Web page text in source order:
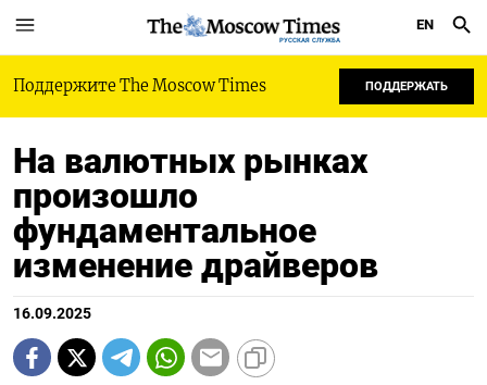
РУССКАЯ СЛУЖБА
EN
Поддержите The Moscow Times ПОДДЕРЖАТЬ
На валютных рынках
произошло
фундаментальное
изменение драйверов
16.09.2025